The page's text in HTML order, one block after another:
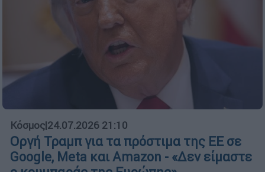
Κόσμος|24.07.2026 21:10
Οργή Τραμπ για τα πρόστιμα της ΕΕ σε
Google, Meta και Amazon - «Δεν είμαστε